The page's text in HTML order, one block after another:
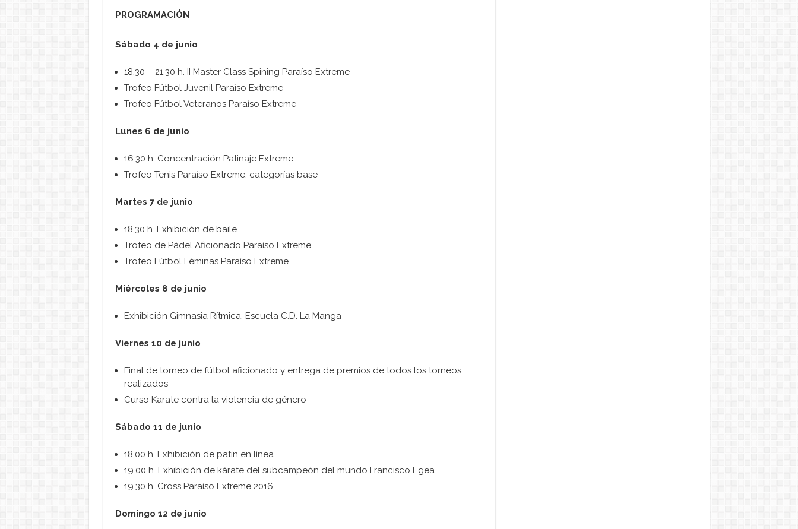
PROGRAMACIÓN
Sábado 4 de junio
18.30 – 21.30 h. II Master Class Spining Paraíso Extreme
Trofeo Fútbol Juvenil Paraíso Extreme
Trofeo Fútbol Veteranos Paraíso Extreme
Lunes 6 de junio
16.30 h. Concentración Patinaje Extreme
Trofeo Tenis Paraíso Extreme, categorías base
Martes 7 de junio
18.30 h. Exhibición de baile
Trofeo de Pádel Aficionado Paraíso Extreme
Trofeo Fútbol Féminas Paraíso Extreme
Miércoles 8 de junio
Exhibición Gimnasia Rítmica. Escuela C.D. La Manga
Viernes 10 de junio
Final de torneo de fútbol aficionado y entrega de premios de todos los torneos
realizados
Curso Karate contra la violencia de género
Sábado 11 de junio
18.00 h. Exhibición de patín en línea
19.00 h. Exhibición de kárate del subcampeón del mundo Francisco Egea
19.30 h. Cross Paraíso Extreme 2016
Domingo 12 de junio